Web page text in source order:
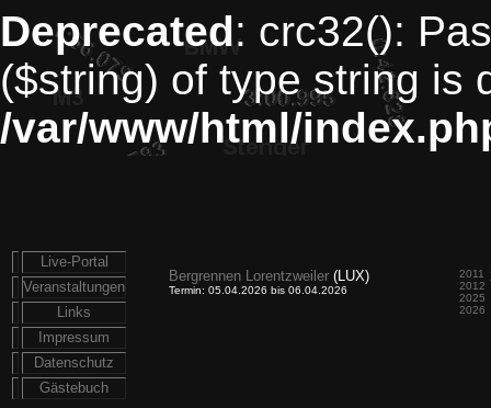
Deprecated: crc32():
($string) of type string is
/var/www/html/
Live-Portal
Veranstaltungen
Links
Impressum
Datenschutz
Gästebuch
Bergrennen Lorentzweiler (LUX)
Termin: 05.04.2026 bis 06.04.2026
2011
2012
2025
2026